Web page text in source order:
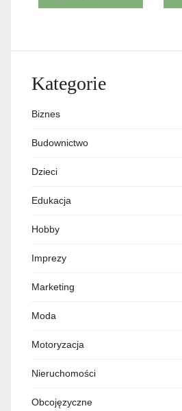
Kategorie
Biznes
Budownictwo
Dzieci
Edukacja
Hobby
Imprezy
Marketing
Moda
Motoryzacja
Nieruchomości
Obcojęzyczne